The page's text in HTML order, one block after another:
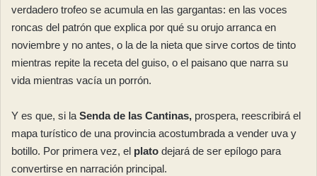
verdadero trofeo se acumula en las gargantas: en las voces
roncas del patrón que explica por qué su orujo arranca en
noviembre y no antes, o la de la nieta que sirve cortos de tinto
mientras repite la receta del guiso, o el paisano que narra su
vida mientras vacía un porrón.
Y es que, si la Senda de las Cantinas, prospera, reescribirá el
mapa turístico de una provincia acostumbrada a vender uva y
botillo. Por primera vez, el plato dejará de ser epílogo para
convertirse en narración principal.